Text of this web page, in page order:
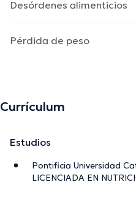
Desórdenes alimenticios
Pérdida de peso
Currículum
Estudios
Pontificia Universidad
LICENCIADA EN